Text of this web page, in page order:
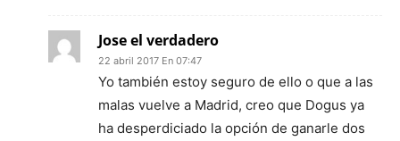
Jose el verdadero
22 abril 2017 En 07:47
Yo también estoy seguro de ello o que a las
malas vuelve a Madrid, creo que Dogus ya
ha desperdiciado la opción de ganarle dos